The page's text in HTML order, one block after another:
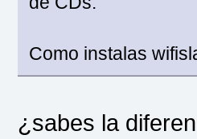
Como instalas
¿sabes la